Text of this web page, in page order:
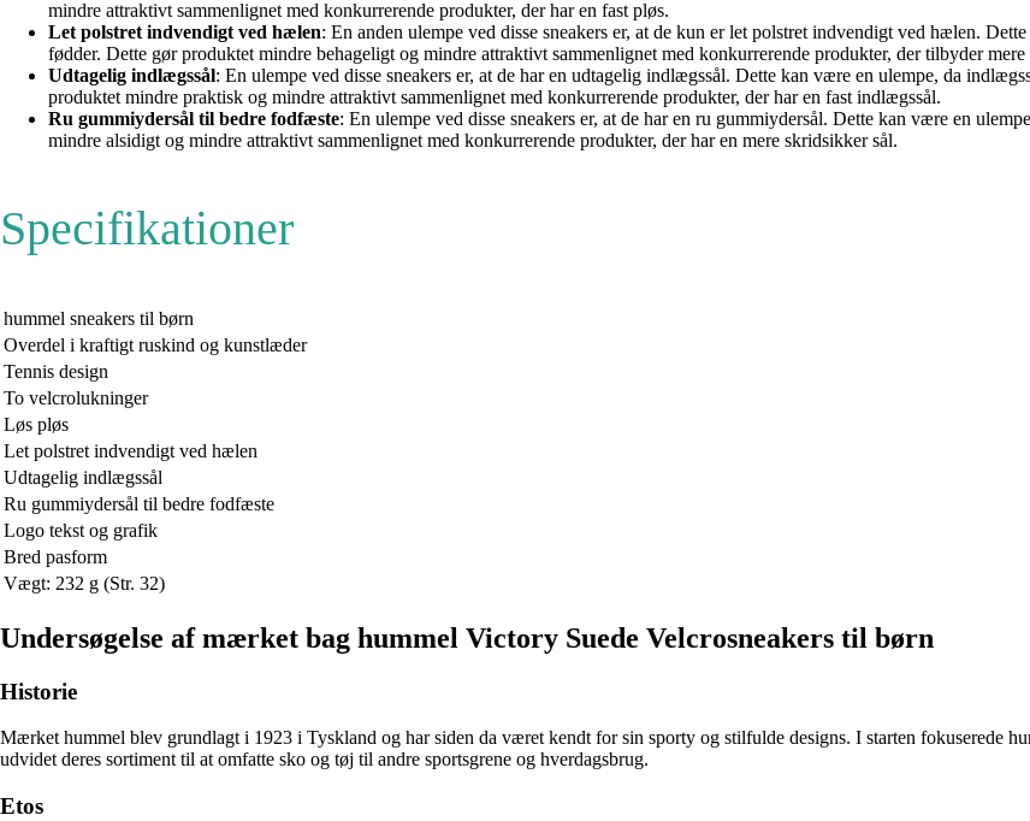
mindre attraktivt sammenlignet med konkurrerende produkter, der har en fast pløs.
Let polstret indvendigt ved hælen: En anden ulempe ved disse sneakers er, at de kun er let polstret indvendigt ved hælen.
fødder. Dette gør produktet mindre behageligt og mindre attraktivt sammenlignet med konkurrerende produkter, der tilbyder
Udtagelig indlægssål: En ulempe ved disse sneakers er, at de har en udtagelig indlægssål. Dette kan være en ulempe, da
produktet mindre praktisk og mindre attraktivt sammenlignet med konkurrerende produkter, der har en fast indlægssål.
Ru gummiydersål til bedre fodfæste: En ulempe ved disse sneakers er, at de har en ru gummiydersål. Dette kan være en
mindre alsidigt og mindre attraktivt sammenlignet med konkurrerende produkter, der har en mere skridsikker sål.
Specifikationer
hummel sneakers til børn
Overdel i kraftigt ruskind og kunstlæder
Tennis design
To velcrolukninger
Løs pløs
Let polstret indvendigt ved hælen
Udtagelig indlægssål
Ru gummiydersål til bedre fodfæste
Logo tekst og grafik
Bred pasform
Vægt: 232 g (Str. 32)
Undersøgelse af mærket bag hummel Victory Suede Velcrosneakers til børn
Historie
Mærket hummel blev grundlagt i 1923 i Tyskland og har siden da været kendt for sin sporty og stilfulde designs. I starten fokuserede
udvidet deres sortiment til at omfatte sko og tøj til andre sportsgrene og hverdagsbrug.
Etos